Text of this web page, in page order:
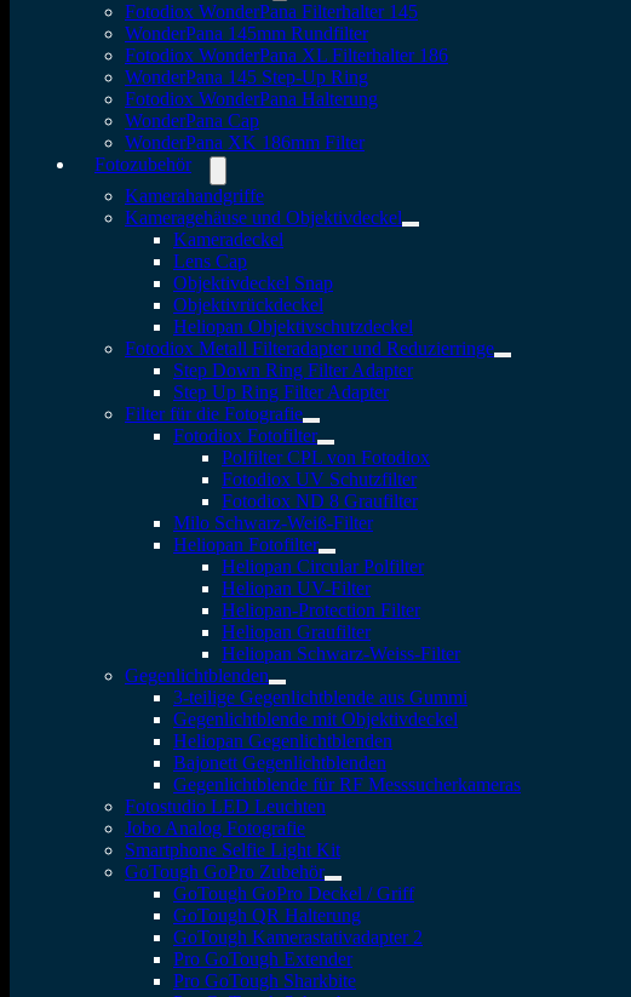
Fotodiox WonderPana Filterhalter 145
WonderPana 145mm Rundfilter
Fotodiox WonderPana XL Filterhalter 186
WonderPana 145 Step-Up Ring
Fotodiox WonderPana Halterung
WonderPana Cap
WonderPana XK 186mm Filter
Fotozubehör
Kamerahandgriffe
Kameragehäuse und Objektivdeckel
Kameradeckel
Lens Cap
Objektivdeckel Snap
Objektivrückdeckel
Heliopan Objektivschutzdeckel
Fotodiox Metall Filteradapter und Reduzierringe
Step Down Ring Filter Adapter
Step Up Ring Filter Adapter
Filter für die Fotografie
Fotodiox Fotofilter
Polfilter CPL von Fotodiox
Fotodiox UV Schutzfilter
Fotodiox ND 8 Graufilter
Milo Schwarz-Weiß-Filter
Heliopan Fotofilter
Heliopan Circular Polfilter
Heliopan UV-Filter
Heliopan-Protection Filter
Heliopan Graufilter
Heliopan Schwarz-Weiss-Filter
Gegenlichtblenden
3-teilige Gegenlichtblende aus Gummi
Gegenlichtblende mit Objektivdeckel
Heliopan Gegenlichtblenden
Bajonett Gegenlichtblenden
Gegenlichtblende für RF Messsucherkameras
Fotostudio LED Leuchten
Jobo Analog Fotografie
Smartphone Selfie Light Kit
GoTough GoPro Zubehör
GoTough GoPro Deckel / Griff
GoTough QR Halterung
GoTough Kamerastativadapter 2
Pro GoTough Extender
Pro GoTough Sharkbite